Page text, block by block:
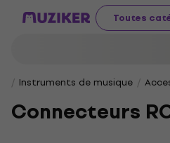
Toutes
Instruments de musique
Connecteurs